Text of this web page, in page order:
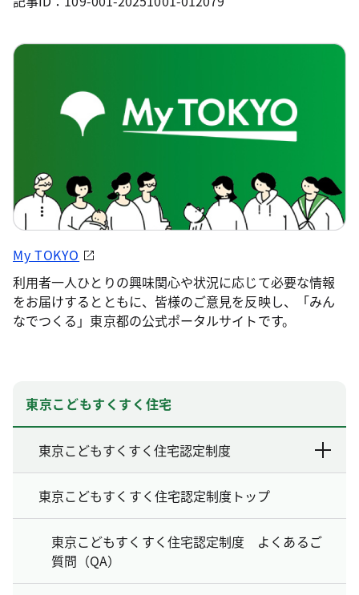
My TOKYO
利用者一人ひとりの興味関心や状況に応じて必要な情報
をお届けするとともに、皆様のご意見を反映し、「みん
なでつくる」東京都の公式ポータルサイトです。
東京こどもすくすく住宅
東京こどもすくすく住宅認定制度
東京こどもすくすく住宅認定制度トップ
東京こどもすくすく住宅認定制度 よくあるご
質問（QA）